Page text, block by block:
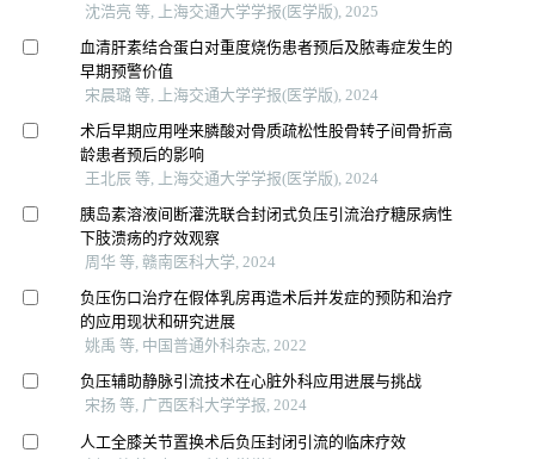
沈浩亮 等, 上海交通大学学报(医学版), 2025
血清肝素结合蛋白对重度烧伤患者预后及脓毒症发生的
早期预警价值
宋晨璐 等, 上海交通大学学报(医学版), 2024
术后早期应用唑来膦酸对骨质疏松性股骨转子间骨折高
龄患者预后的影响
王北辰 等, 上海交通大学学报(医学版), 2024
胰岛素溶液间断灌洗联合封闭式负压引流治疗糖尿病性
下肢溃疡的疗效观察
周华 等, 赣南医科大学, 2024
负压伤口治疗在假体乳房再造术后并发症的预防和治疗
的应用现状和研究进展
姚禹 等, 中国普通外科杂志, 2022
负压辅助静脉引流技术在心脏外科应用进展与挑战
宋扬 等, 广西医科大学学报, 2024
人工全膝关节置换术后负压封闭引流的临床疗效